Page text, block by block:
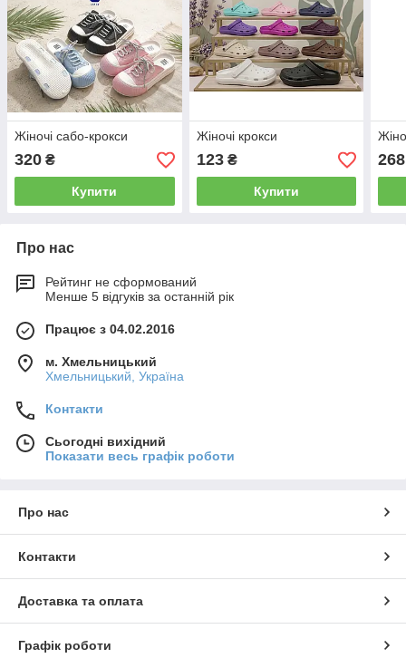
Жіночі сабо-крокси
320 ₴
Купити
Жіночі крокси
123₴
Купити
268
Про нас
Рейтинг не сформований
Менше 5 відгуків за останній рік
Працює з 04.02.2016
м. Хмельницький
Хмельницький, Україна
Контакти
Сьогодні вихідний
Показати весь графік роботи
Про нас
Контакти
Доставка та оплата
Графік роботи